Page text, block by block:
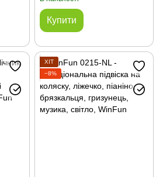
Купити
ХІТ
−8%